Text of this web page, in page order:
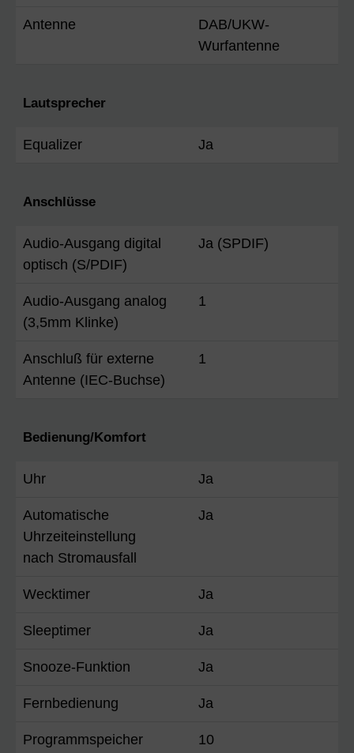
Antenne
DAB/UKW-
Wurfantenne
Lautsprecher
Equalizer Ja
Anschlüsse
Audio-Ausgang digital
optisch (S/PDIF)
Ja (SPDIF)
Audio-Ausgang analog
(3,5mm Klinke)
1
Anschluß für externe
Antenne (IEC-Buchse)
1
Bedienung/Komfort
Uhr Ja
Automatische
Uhrzeiteinstellung
nach Stromausfall
Ja
Wecktimer Ja
Sleeptimer Ja
Snooze-Funktion Ja
Fernbedienung Ja
Programmspeicher
10